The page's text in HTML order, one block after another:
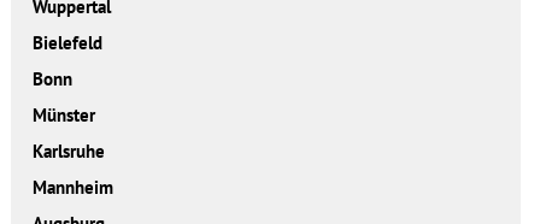
Wuppertal
Bielefeld
Bonn
Münster
Karlsruhe
Mannheim